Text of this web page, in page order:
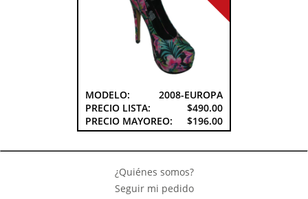
MODELO:
2008-EUROPA
PRECIO LISTA:
$490.00
PRECIO MAYOREO:
$196.00
¿Quiénes somos?
Seguir mi pedido